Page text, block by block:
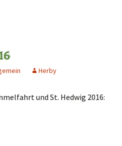
Herby
und St. Hedwig 2016: